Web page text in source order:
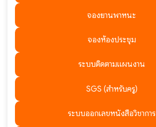
จองยานพาหนะ
จองห้องประชุม
ระบบติดตามแผนงาน
SGS (สำหรับครู)
ระบบออกเลขหนังสือวิชาการ